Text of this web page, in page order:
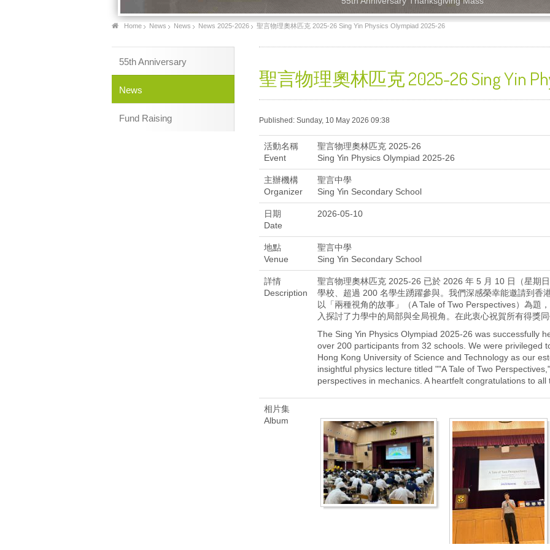
Home News News News 2025-2026 聖言物理奧林匹克 2025-26 Sing Yin Physics Olympiad 2025-26
55th Anniversary
News
Fund Raising
聖言物理奧林匹克 2025-26 Sing Yin
Published: Sunday, 10 May 2026 09:38
活動名稱
Event
聖言物理奧林匹克 2025-26
Sing Yin Physics Olympiad 2025-26
主辦機構
Organizer
聖言中學
Sing Yin Secondary School
日期
Date
2026-05-10
地點
Venue
聖言中學
Sing Yin Secondary School
詳情
Description
聖言物理奧林匹克 2025-26 已於 2026 年 5 月 10 日（星期
學校、超過 200 名學生踴躍參與。我們深感榮幸能邀請到香
以「兩種視角的故事」（A Tale of Two Perspectives）為題
入探討了力學中的局部與全局視角。在此衷心祝賀所有得獎
The Sing Yin Physics Olympiad 2025-26 was successfully
over 200 participants from 32 schools. We were privileged
Hong Kong University of Science and Technology as our
insightful physics lecture titled ""A Tale of Two
perspectives in mechanics. A heartfelt congratulations to all
相片集
Album